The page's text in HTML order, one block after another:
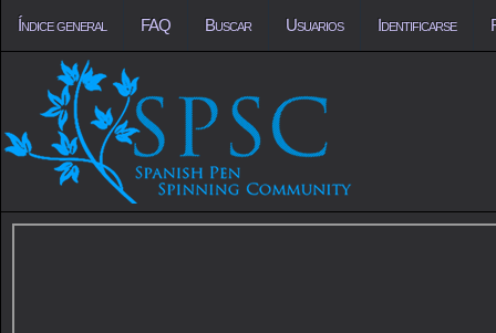
Índice general FAQ Buscar Usuarios Identificarse